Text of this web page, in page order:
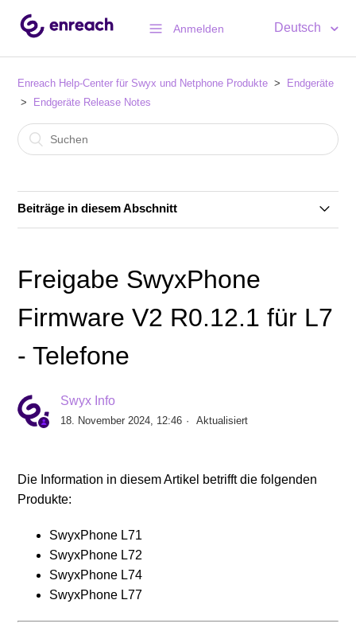
Anmelden Deutsch
Enreach Help-Center für Swyx und Netphone Produkte
Endgeräte
Endgeräte Release Notes
Beiträge in diesem Abschnitt
Freigabe SwyxPhone Firmware V2 R0.18.1 für L7-
Telefone
Freigabe Yealink Firmware V148.86.133.4 für
Freigabe Yealink Firmware V143.86.133.4 für
Freigabe SwyxPhone Firmware V1 R8.2.0 für L6x -
Telefone
Freigabe Yealink Firmware V124.86.133.6 für T31G-
Freigabe SwyxPhone
Firmware V2 R0.12.1 für L7
- Telefone
Swyx Info
18. November 2024, 12:46 Aktualisiert
Die Information in diesem Artikel betrifft die folgenden
Produkte:
SwyxPhone L71
SwyxPhone L72
SwyxPhone L74
SwyxPhone L77